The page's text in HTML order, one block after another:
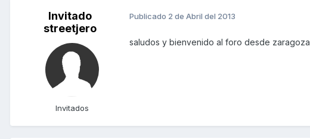
Invitado
streetjero
Invitados
Publicado 2 de Abril del 2013
saludos y bienvenido al foro desde zaragoza